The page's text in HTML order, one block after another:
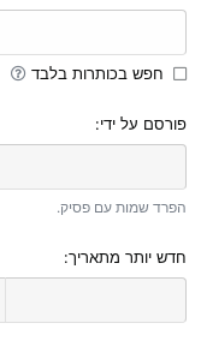
חפש בכותרות בלבד
פורסם על ידי
הפרד שמות עם פסיק.
חדש יותר מתאריך